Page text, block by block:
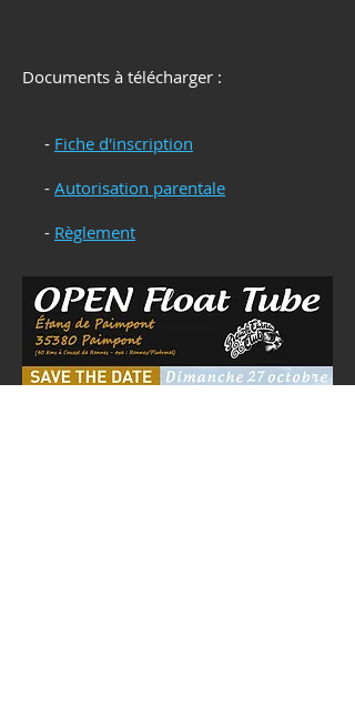
Documents à télécharger :
- Fiche d'inscription
- Autorisation parentale
- Règlement